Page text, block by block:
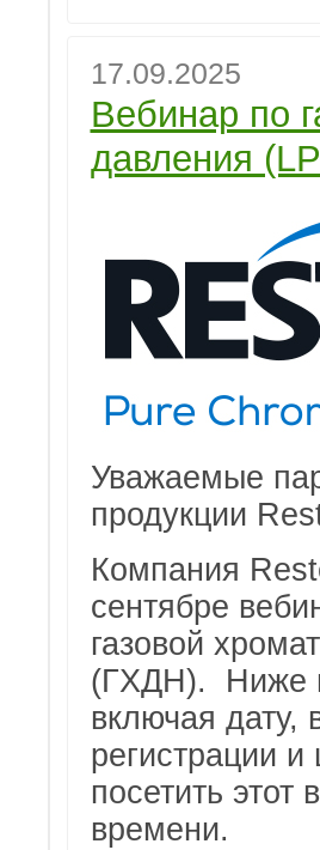
17.09.2025
Вебинар по
давления
Уважаемые
продукции
Компания
сентябре
газовой
(ГХДН). Ниже
включая дату,
регистрации
посетить
времени.